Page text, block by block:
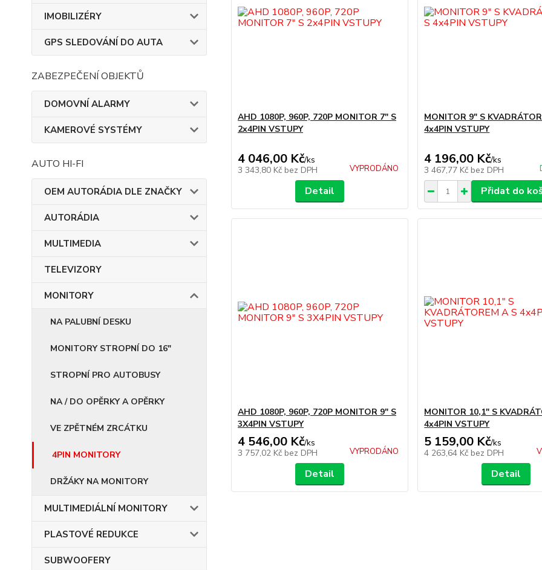
IMOBILIZÉRY
GPS SLEDOVÁNÍ DO AUTA
ZABEZPEČENÍ OBJEKTŮ
DOMOVNÍ ALARMY
KAMEROVÉ SYSTÉMY
AUTO HI-FI
OEM AUTORÁDIA DLE ZNAČKY
AUTORÁDIA
MULTIMEDIA
TELEVIZORY
MONITORY
NA PALUBNÍ DESKU
MONITORY STROPNÍ DO 16"
STROPNÍ PRO AUTOBUSY
NA / DO OPĚRKY A OPĚRKY
VE ZPĚTNÉM ZRCÁTKU
4PIN MONITORY
DRŽÁKY NA MONITORY
MULTIMEDIÁLNÍ MONITORY
PLASTOVÉ REDUKCE
SUBWOOFERY
AHD 1080P, 960P, 720P MONITOR 7" S
2x4PIN VSTUPY
4 046,00 Kč/ks
3 343,80 Kč bez DPH VYPRODÁNO
Detail
MONITOR 9" S
4x4PIN VSTUPY
4 196,00 Kč/ks
3 467,77 Kč bez DPH
Přidat do
AHD 1080P, 960P, 720P MONITOR 9" S
3X4PIN VSTUPY
4 546,00 Kč/ks
3 757,02 Kč bez DPH VYPRODÁNO
Detail
MONITOR 10,1" S
4x4PIN VSTUPY
5 159,00 Kč/ks
4 263,64 Kč bez DPH
Detail